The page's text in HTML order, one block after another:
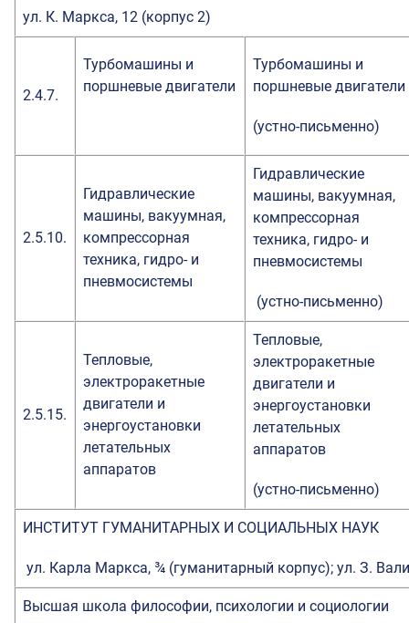
ул. К. Маркса, 12 (корпус 2)
2.4.7.
Турбомашины и
поршневые двигатели
Турбомашины и
поршневые двигатели
(устно-письменно)
2.5.10.
Гидравлические
машины, вакуумная,
компрессорная
техника, гидро- и
пневмосистемы
Гидравлические
машины, вакуумная,
компрессорная
техника, гидро- и
пневмосистемы
(устно-письменно)
2.5.15.
Тепловые,
электроракетные
двигатели и
энергоустановки
летательных
аппаратов
Тепловые,
электроракетные
двигатели и
энергоустановки
летательных
аппаратов
(устно-письменно)
ИНСТИТУТ ГУМАНИТАРНЫХ И СОЦИАЛЬНЫХ НАУК
ул. Карла Маркса, ¾ (гуманитарный корпус); ул. З.
Высшая школа философии, психологии и социологии